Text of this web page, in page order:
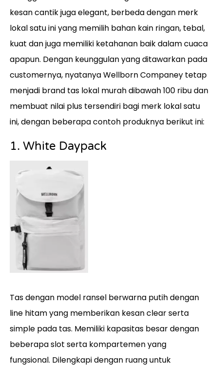
kesan cantik juga elegant, berbeda dengan merk
lokal satu ini yang memilih bahan kain ringan, tebal,
kuat dan juga memiliki ketahanan baik dalam cuaca
apapun. Dengan keunggulan yang ditawarkan pada
customernya, nyatanya Wellborn Companey tetap
menjadi brand tas lokal murah dibawah 100 ribu dan
membuat nilai plus tersendiri bagi merk lokal satu
ini, dengan beberapa contoh produknya berikut ini:
1. White Daypack
Tas dengan model ransel berwarna putih dengan
line hitam yang memberikan kesan clear serta
simple pada tas. Memiliki kapasitas besar dengan
beberapa slot serta kompartemen yang
fungsional. Dilengkapi dengan ruang untuk